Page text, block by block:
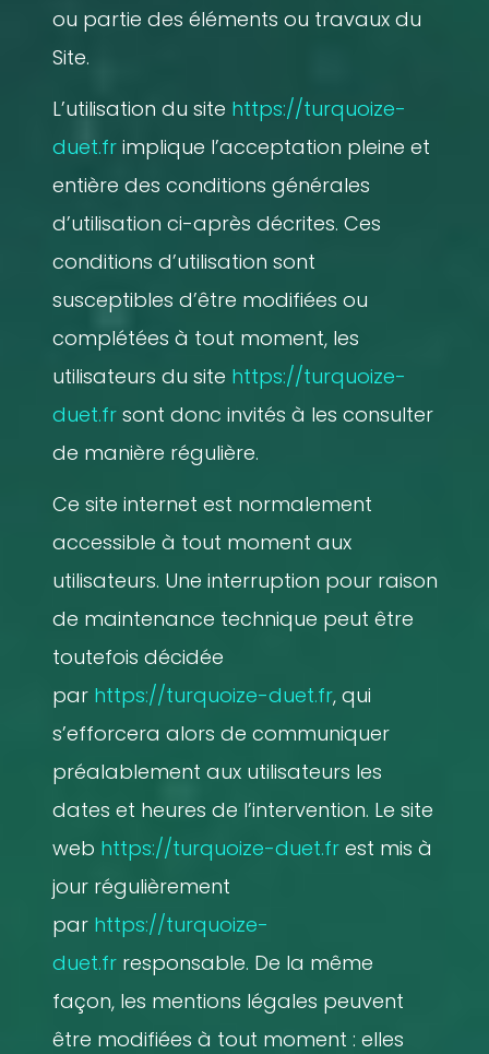
ou partie des éléments ou travaux du
Site.
L’utilisation du site https://turquoize-
duet.frimplique l’acceptation pleine et
entière des conditions générales
d’utilisation ci-après décrites. Ces
conditions d’utilisation sont
susceptibles d’être modifiées ou
complétées à tout moment, les
utilisateurs du site https://turquoize-
duet.frsont donc invités à les consulter
de manière régulière.
Ce site internet est normalement
accessible à tout moment aux
utilisateurs. Une interruption pour raison
de maintenance technique peut être
toutefois décidée
par https://turquoize-duet.fr, qui
s’efforcera alors de communiquer
préalablement aux utilisateurs les
dates et heures de l’intervention. Le site
web https://turquoize-duet.frest mis à
jour régulièrement
par https://turquoize-
duet.frresponsable. De la même
façon, les mentions légales peuvent
être modifiées à tout moment : elles